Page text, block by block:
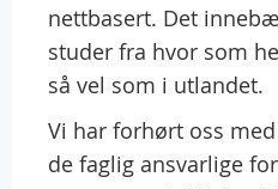
nettbasert. Det
studer fra hvor som
så vel som i utlandet.
Vi har forhørt oss
de faglig ansvarlige for